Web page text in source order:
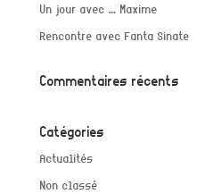
Un jour avec … Maxime
Rencontre avec Fanta Sinate
Commentaires récents
Catégories
Actualités
Non classé